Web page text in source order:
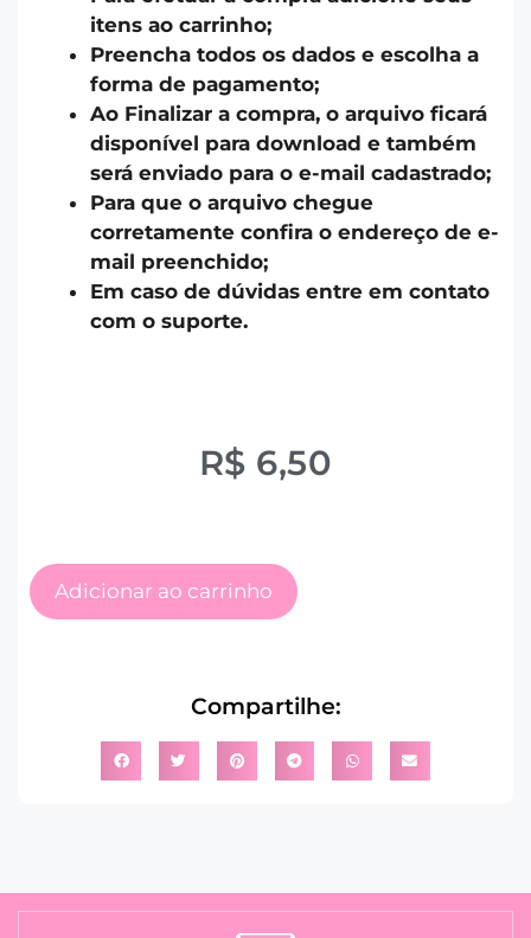
itens ao carrinho;
Preencha todos os dados e escolha a
forma de pagamento;
Ao Finalizar a compra, o arquivo ficará
disponível para download e também
será enviado para o e-mail cadastrado;
Para que o arquivo chegue
corretamente confira o endereço de e-
mail preenchido;
Em caso de dúvidas entre em contato
com o suporte.
R$ 6,50
Adicionar ao carrinho
Compartilhe: